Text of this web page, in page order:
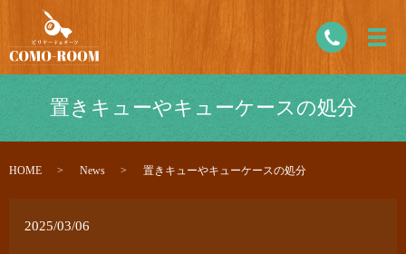
置きキューやキューケースの処分
HOME News 置きキューやキューケースの処分
2025/03/06